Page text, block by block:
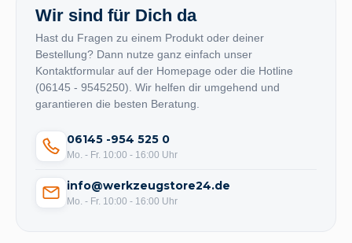
Wir sind für Dich da
Hast du Fragen zu einem Produkt oder deiner
Bestellung? Dann nutze ganz einfach unser
Kontaktformular auf der Homepage oder die Hotline
(06145 - 9545250). Wir helfen dir umgehend und
garantieren die besten Beratung.
06145 -954 525 0
Mo. - Fr. 10:00 - 16:00 Uhr
info@werkzeugstore24.de
Mo. - Fr. 10:00 - 16:00 Uhr